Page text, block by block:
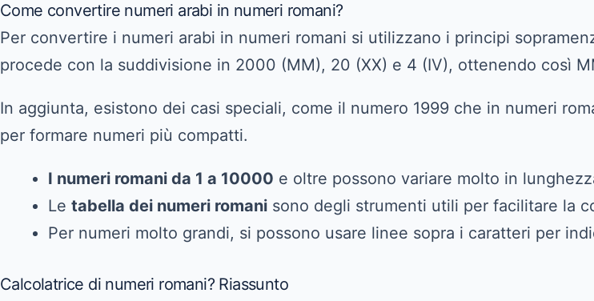
Come convertire numeri arabi in numeri romani?
Per convertire i numeri arabi in numeri romani si utilizzano i principi
procede con la suddivisione in 2000 (MM), 20 (XX) e 4 (IV), ottenendo così
In aggiunta, esistono dei casi speciali, come il numero 1999 che in numeri
per formare numeri più compatti.
I numeri romani da 1 a 10000 e oltre possono variare molto in
Le tabella dei numeri romani sono degli strumenti utili per facilitare la
Per numeri molto grandi, si possono usare linee sopra i caratteri per
Calcolatrice di numeri romani? Riassunto